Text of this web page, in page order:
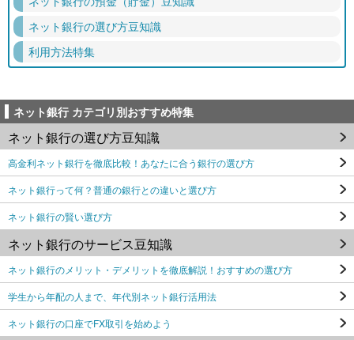
ネット銀行の選び方豆知識
利用方法特集
ネット銀行 カテゴリ別おすすめ特集
ネット銀行の選び方豆知識
高金利ネット銀行を徹底比較！あなたに合う銀行の選び方
ネット銀行って何？普通の銀行との違いと選び方
ネット銀行の賢い選び方
ネット銀行のサービス豆知識
ネット銀行のメリット・デメリットを徹底解説！おすすめの選び方
学生から年配の人まで、年代別ネット銀行活用法
ネット銀行の口座でFX取引を始めよう